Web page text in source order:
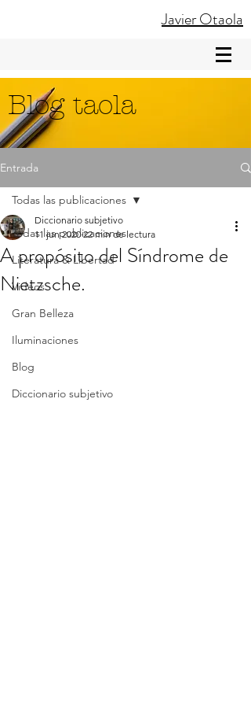
Javier Otaola
Blog taola
Entrada
Todas las publicaciones
Literatura & Libertad
Videos
Gran Belleza
Iluminaciones
Blog
Diccionario subjetivo
Todas las publicaciones
A propósito del Síndrome de
Nietzsche.
Diccionario subjetivo
11 jun 2020 22 min de lectura